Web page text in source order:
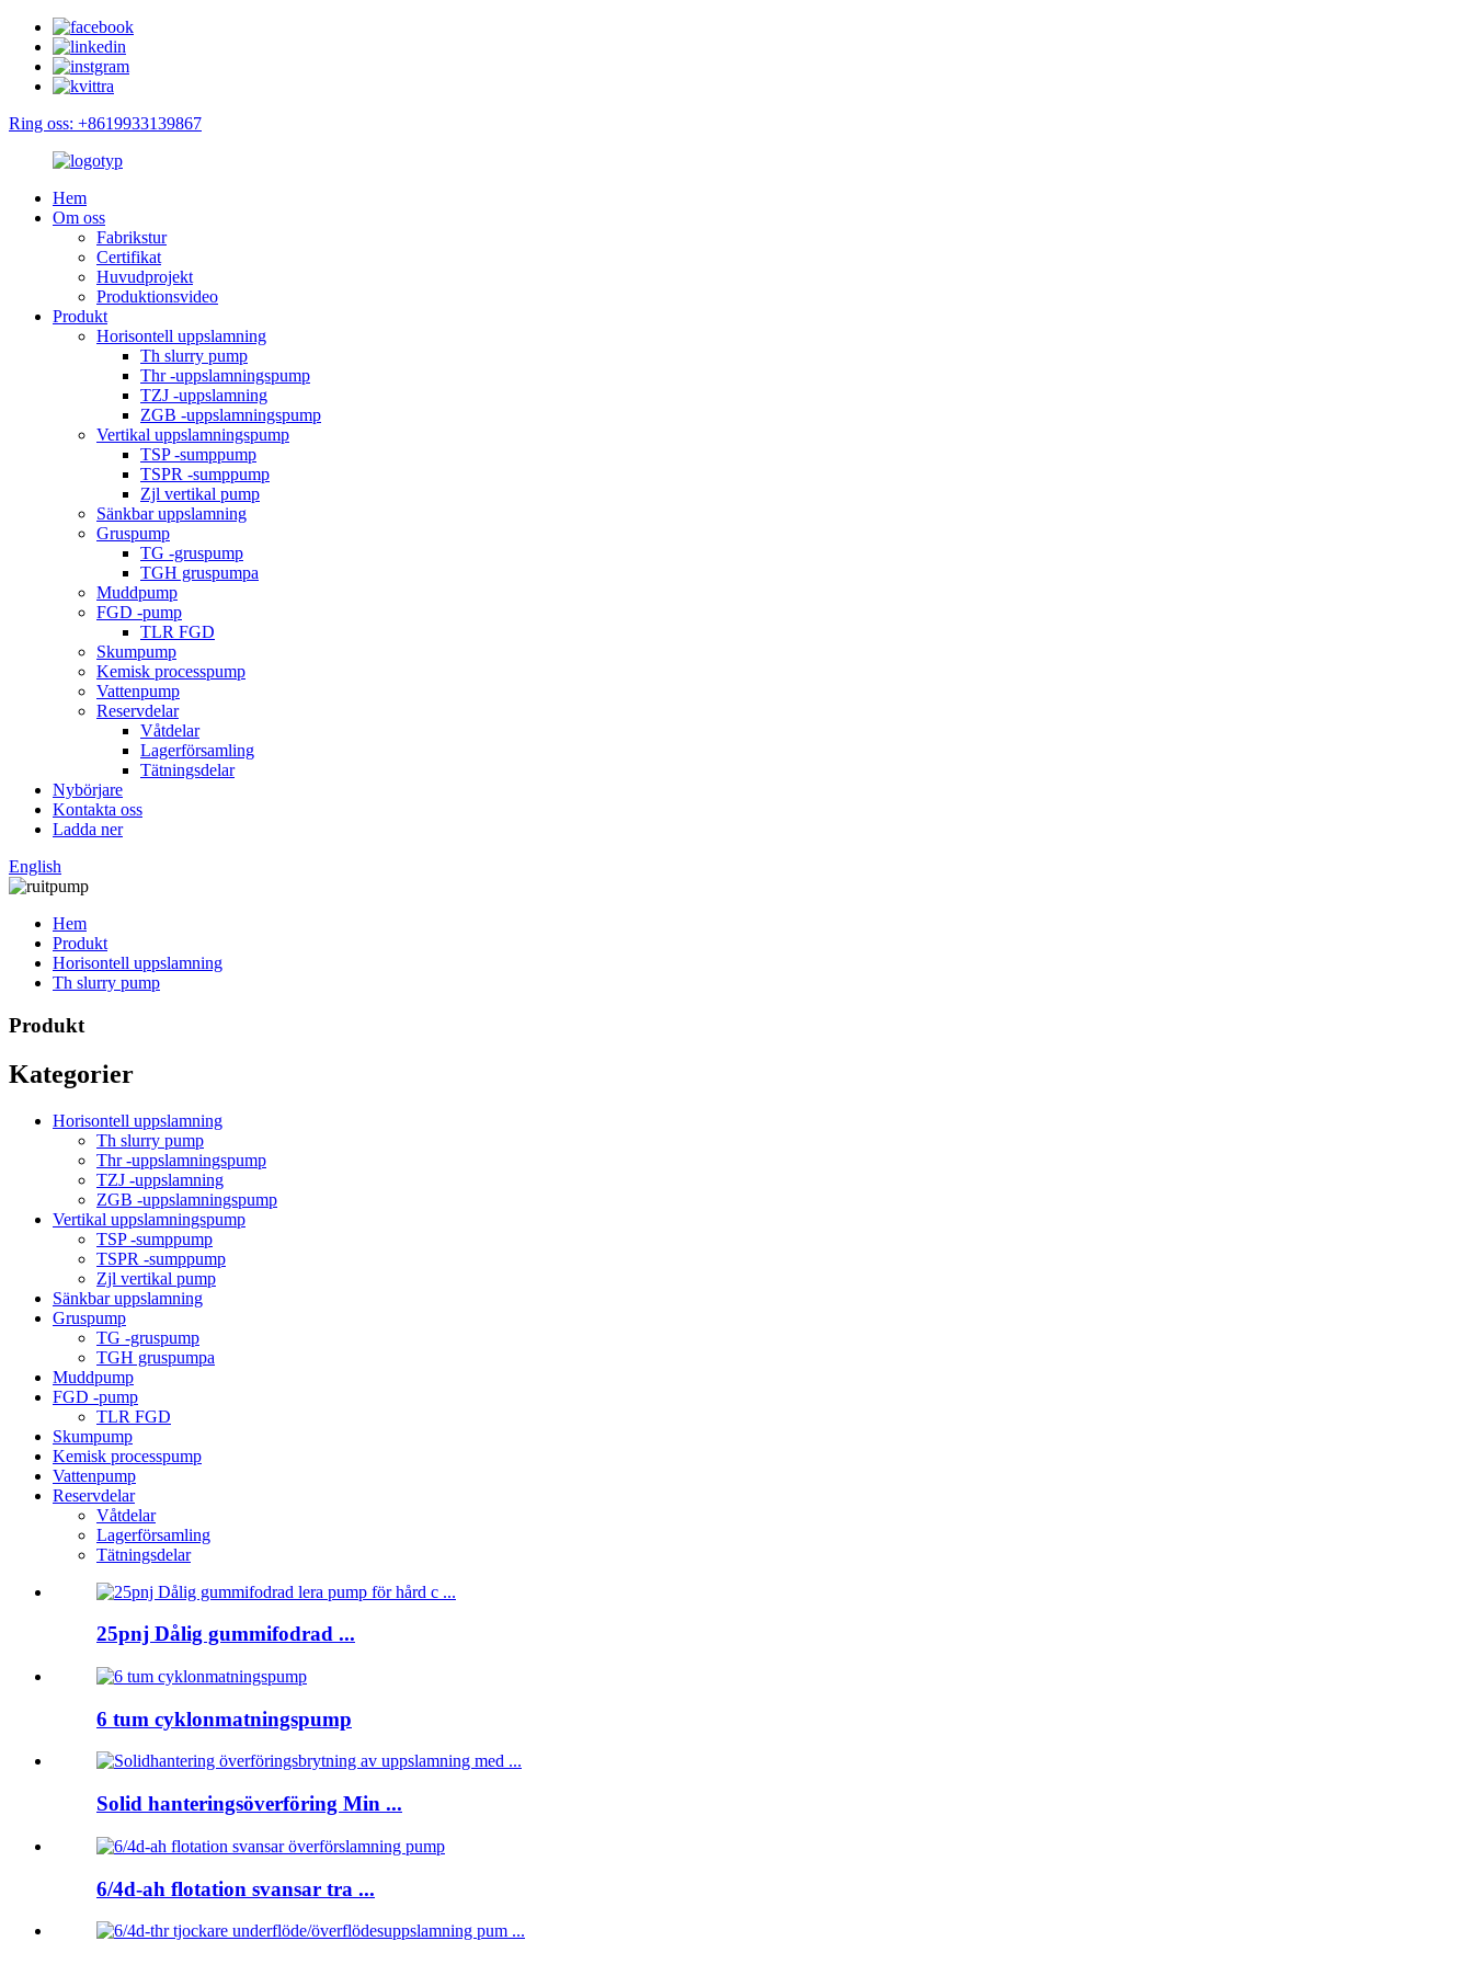
Ring oss: +8619933139867
Hem
Om oss
Fabrikstur
Certifikat
Huvudprojekt
Produktionsvideo
Produkt
Horisontell uppslamning
Th slurry pump
Thr -uppslamningspump
TZJ -uppslamning
ZGB -uppslamningspump
Vertikal uppslamningspump
TSP -sumppump
TSPR -sumppump
Zjl vertikal pump
Sänkbar uppslamning
Gruspump
TG -gruspump
TGH gruspumpa
Muddpump
FGD -pump
TLR FGD
Skumpump
Kemisk processpump
Vattenpump
Reservdelar
Våtdelar
Lagerförsamling
Tätningsdelar
Nybörjare
Kontakta oss
Ladda ner
English
Hem
Produkt
Horisontell uppslamning
Th slurry pump
Produkt
Kategorier
Horisontell uppslamning
Th slurry pump
Thr -uppslamningspump
TZJ -uppslamning
ZGB -uppslamningspump
Vertikal uppslamningspump
TSP -sumppump
TSPR -sumppump
Zjl vertikal pump
Sänkbar uppslamning
Gruspump
TG -gruspump
TGH gruspumpa
Muddpump
FGD -pump
TLR FGD
Skumpump
Kemisk processpump
Vattenpump
Reservdelar
Våtdelar
Lagerförsamling
Tätningsdelar
25pnj Dålig gummifodrad ...
6 tum cyklonmatningspump
Solid hanteringsöverföring Min ...
6/4d-ah flotation svansar tra ...